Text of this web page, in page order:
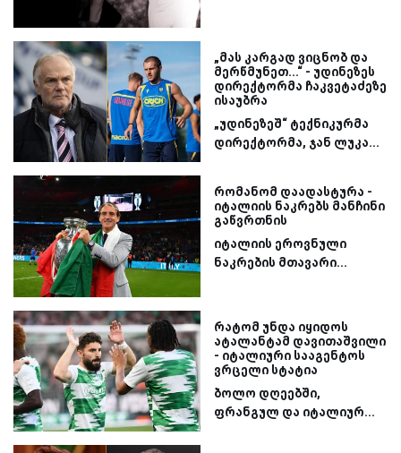
„მას კარგად ვიცნობ და
მერწმუნეთ...“ - უდინეზეს
დირექტორმა ჩაკვეტაძეზე
ისაუბრა
„უდინეზეშ“ ტექნიკურმა
დირექტორმა, ჯან ლუკა...
რომანომ დაადასტურა -
იტალიის ნაკრებს მანჩინი
გაწვრთნის
იტალიის ეროვნული
ნაკრების მთავარი...
რატომ უნდა იყიდოს
ატალანტამ დავითაშვილი
- იტალიური სააგენტოს
ვრცელი სტატია
ბოლო დღეებში,
ფრანგულ და იტალიურ...